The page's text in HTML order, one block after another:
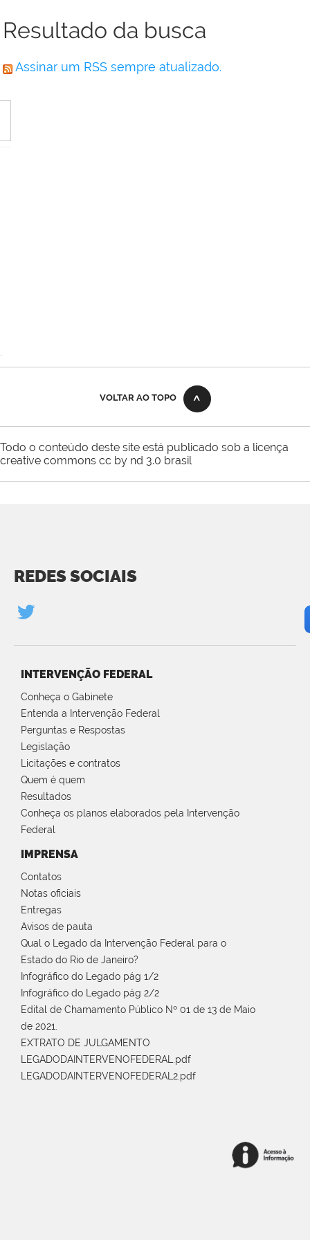
Resultado da busca
Assinar um RSS sempre atualizado.
VOLTAR AO TOPO
Todo o conteúdo deste site está publicado sob a licença
creative commons cc by nd 3.0 brasil
REDES SOCIAIS
INTERVENÇÃO FEDERAL
Conheça o Gabinete
Entenda a Intervenção Federal
Perguntas e Respostas
Legislação
Licitações e contratos
Quem é quem
Resultados
Conheça os planos elaborados pela Intervenção
Federal
IMPRENSA
Contatos
Notas oficiais
Entregas
Avisos de pauta
Qual o Legado da Intervenção Federal para o
Estado do Rio de Janeiro?
Infográfico do Legado pág 1/2
Infográfico do Legado pág 2/2
Edital de Chamamento Público Nº 01 de 13 de Maio
de 2021.
EXTRATO DE JULGAMENTO
LEGADODAINTERVENOFEDERAL.pdf
LEGADODAINTERVENOFEDERAL2.pdf